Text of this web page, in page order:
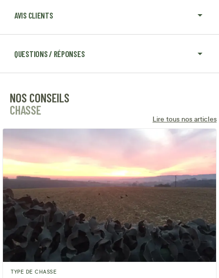
AVIS CLIENTS
QUESTIONS / RÉPONSES
NOS CONSEILS
CHASSE
Lire tous nos articles
TYPE DE CHASSE